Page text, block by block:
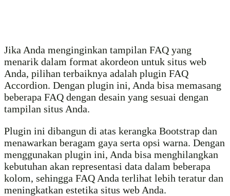
Jika Anda menginginkan tampilan FAQ yang
menarik dalam format akordeon untuk situs web
Anda, pilihan terbaiknya adalah plugin FAQ
Accordion. Dengan plugin ini, Anda bisa memasang
beberapa FAQ dengan desain yang sesuai dengan
tampilan situs Anda.
Plugin ini dibangun di atas kerangka Bootstrap dan
menawarkan beragam gaya serta opsi warna. Dengan
menggunakan plugin ini, Anda bisa menghilangkan
kebutuhan akan representasi data dalam beberapa
kolom, sehingga FAQ Anda terlihat lebih teratur dan
meningkatkan estetika situs web Anda.